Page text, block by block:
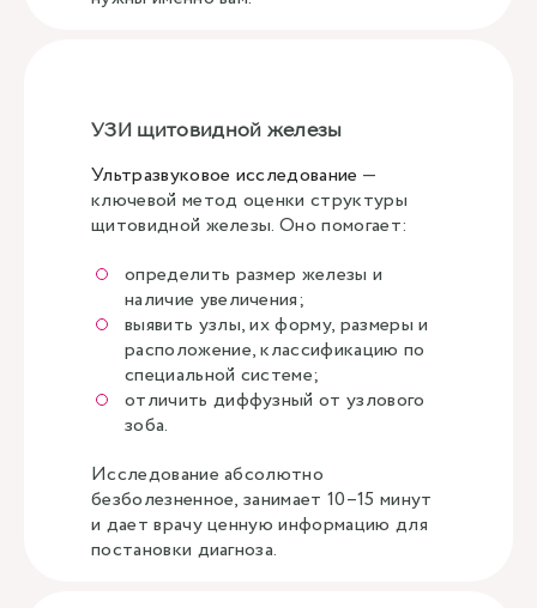
УЗИ щитовидной железы
Ультразвуковое исследование —
ключевой метод оценки структуры
щитовидной железы. Оно помогает:
определить размер железы и
наличие увеличения;
выявить узлы, их форму, размеры и
расположение, классификацию по
специальной системе;
отличить диффузный от узлового
зоба.
Исследование абсолютно
безболезненное, занимает 10–15 минут
и дает врачу ценную информацию для
постановки диагноза.